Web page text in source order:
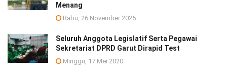
Menang
Rabu, 26 November 2025
Seluruh Anggota Legislatif Serta Pegawai
Sekretariat DPRD Garut Dirapid Test
Minggu, 17 Mei 2020